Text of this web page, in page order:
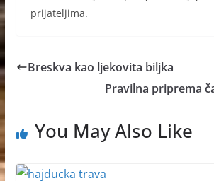
prijateljima.
Breskva kao ljekovita biljka
Pravilna priprema
You May Also Like